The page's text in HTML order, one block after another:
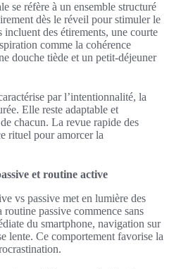
se réfère à un ensemble structuré
dès le réveil pour stimuler le
incluent des étirements, une courte
comme la cohérence
douche tiède et un petit-déjeuner
par l’intentionnalité, la
Elle reste adaptable et
chacun. La revue rapide des
rituel pour amorcer la
et routine active
vs passive met en lumière des
passive commence sans
du smartphone, navigation sur
lente. Ce comportement favorise la